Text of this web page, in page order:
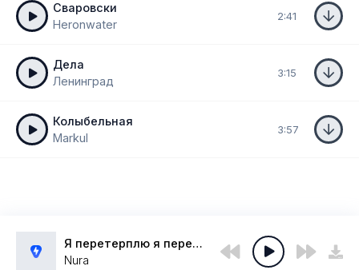
Сваровски
Heronwater
2:41
Дела
Ленинград
3:15
Колыбельная
Markul
3:57
Я перетерплю я перезимую
Nura